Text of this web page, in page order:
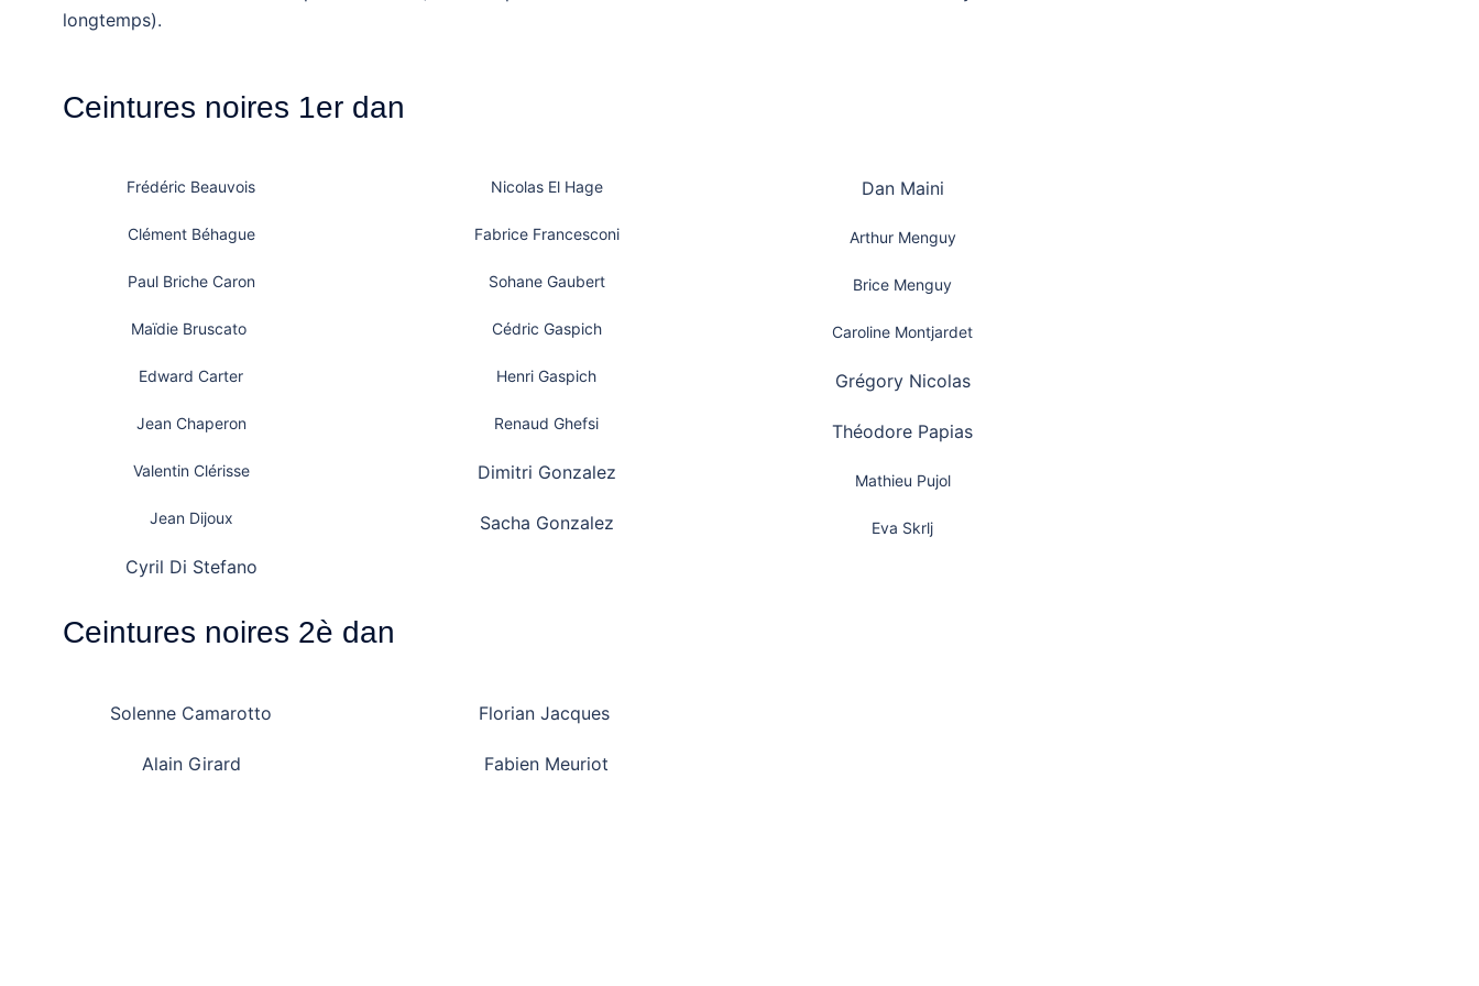
longtemps).
Ceintures noires 1er dan
Frédéric Beauvois
Clément Béhague
Paul Briche Caron
Maïdie Bruscato
Edward Carter
Jean Chaperon
Valentin Clérisse
Jean Dijoux
Cyril Di Stefano
Nicolas El Hage
Fabrice Francesconi
Sohane Gaubert
Cédric Gaspich
Henri Gaspich
Renaud Ghefsi
Dimitri Gonzalez
Sacha Gonzalez
Dan Maini
Arthur Menguy
Brice Menguy
Caroline Montjardet
Grégory Nicolas
Théodore Papias
Mathieu Pujol
Eva Skrlj
Ceintures noires 2è dan
Solenne Camarotto
Alain Girard
Florian Jacques
Fabien Meuriot